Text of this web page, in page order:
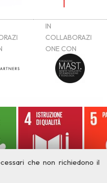
che non richiedono il